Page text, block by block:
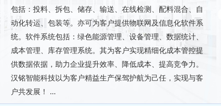
包括：投料、拆包、储存、输送、在线检测、配料混合、自
动化转运、包装等。亦可为客户提供物联网及信息化软件系
统。软件系统包括：绿色能源管理、设备管理、数据统计、
成本管理、库存管理系统。其为客户实现精细化成本管控提
供数据依据，助力企业提升效率、降低成本、提高竞争力。
汉铭智能科技以为客户精益生产保驾护航为己任，实现与客
户共发展！ ...